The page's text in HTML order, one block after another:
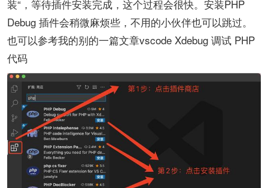
装“，等待插件安装完成，这个过程会很快。安装PHP
Debug 插件会稍微麻烦些，不用的小伙伴也可以跳过。
也可以参考我的别的一篇文章vscode Xdebug 调试 PHP
代码